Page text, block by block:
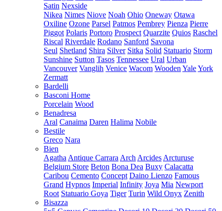
Satin Nexside
Nikea Nimes Niove Noah Ohio Oneway Otawa
Oxiline Ozone Parsel Patmos Pembrey Pienza Pierre
Piggot Polaris Portoro Prospect Quarzite Quios Raschel
Riscal Riverdale Rodano Sanford Savona
Seul Shetland Shira Silver Sitka Solid Statuario Storm
Sunshine Sutton Tasos Tennessee Ural Urban
Vancouver Vanglih Venice Wacom Wooden YaleYork
Zermatt
Bardelli
Basconi Home
Porcelain Wood
Benadresa
Aral Canaima Daren Halima Nobile
Bestile
Greco Nara
Bien
Agatha Antique Carrara Arch Arcides Arcturuse
Belgium Store Beton Bona Dea Buxy Calacatta
Caribou Cemento Concept Daino Lienzo Famous
Grand Hypnos Imperial Infinity Joya Mia Newport
Root Statuario Goya Tiger Turin Wild Onyx Zenith
Bisazza